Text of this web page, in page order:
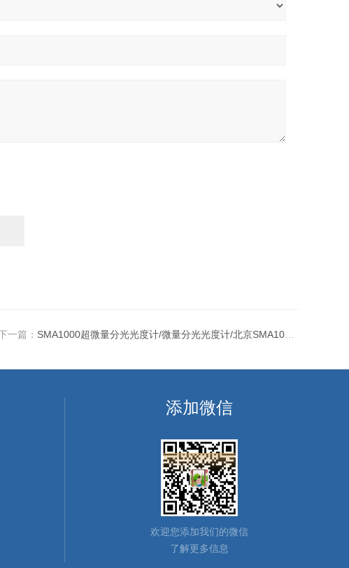
一篇： SMA1000超微量分光光度计/微量分光光度计/北京SMA1000分光光度计价格
添加微信
欢迎您添加我们的微信
了解更多信息